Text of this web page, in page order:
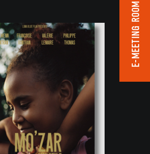
E-MEETING ROOM